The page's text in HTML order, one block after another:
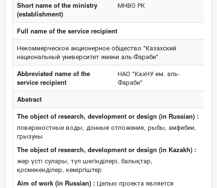
Short name of the ministry
(establishment)
МНВО РК
Full name of the service recipient
Некоммерческое акционерное общество "Казахский
национальный университет имени аль-Фараби"
Abbreviated name of the
service recipient
НАО "КазНУ им. аль-
Фараби"
Abstract
The object of research, development or design (in Russian) :
поверхностные воды, донные отложения, рыбы, амфибии,
грызуны
The object of research, development or design (in Kazakh) :
жер үсті сулары, түп шөгінділері, балықтар,
қосмекенділер, кеміргіштер
Aim of work (in Russian) : Целью проекта является